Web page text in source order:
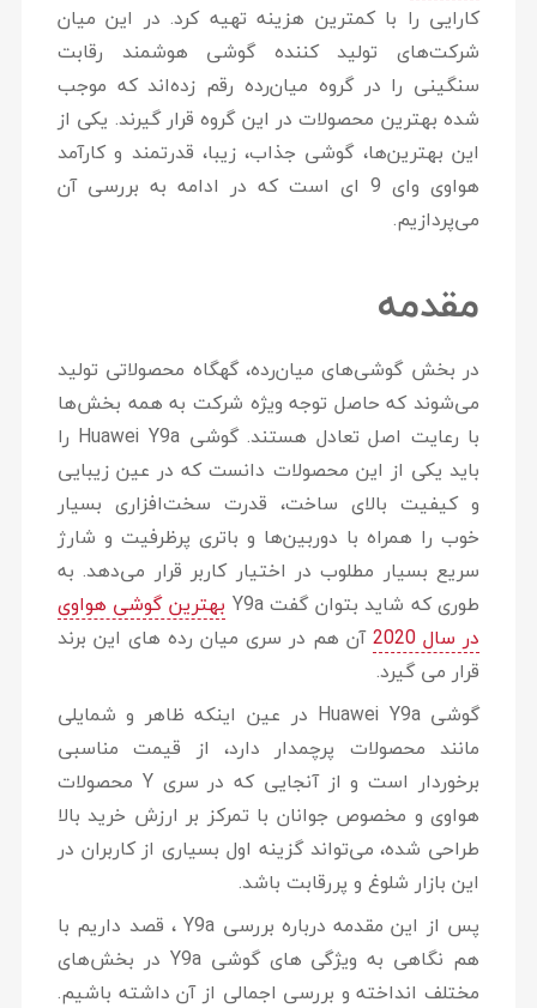
کارایی را با کمترین هزینه تهیه کرد. در این میان
شرکت‌های تولید کننده گوشی هوشمند رقابت
سنگینی را در گروه میان‌رده رقم زده‌اند که موجب
شده بهترین محصولات در این گروه قرار گیرند. یکی از
این بهترین‌ها، گوشی جذاب، زیبا، قدرتمند و کارآمد
هواوی وای 9 ای است که در ادامه به بررسی آن
می‌پردازیم.
مقدمه
در بخش گوشی‌های میان‌رده، گهگاه محصولاتی تولید
می‌شوند که حاصل توجه ویژه شرکت به همه بخش‌ها
با رعایت اصل تعادل هستند. گوشی Huawei Y9a را
باید یکی از این محصولات دانست که در عین زیبایی
و کیفیت بالای ساخت، قدرت سخت‌افزاری بسیار
خوب را همراه با دوربین‌ها و باتری پرظرفیت و شارژ
سریع بسیار مطلوب در اختیار کاربر قرار می‌دهد. به
طوری که شاید بتوان گفت Y9a
بهترین گوشی هواوی
در سال 2020
آن هم در سری میان رده های این برند
قرار می گیرد.
گوشی Huawei Y9a در عین اینکه ظاهر و شمایلی
مانند محصولات پرچمدار دارد، از قیمت مناسبی
برخوردار است و از آنجایی که در سری Y محصولات
هواوی و مخصوص جوانان با تمرکز بر ارزش خرید بالا
طراحی شده، می‌تواند گزینه اول بسیاری از کاربران در
این بازار شلوغ و پررقابت باشد.
پس از این مقدمه درباره بررسی Y9a
، قصد داریم با
هم نگاهی به ویژگی های گوشی Y9a
در بخش‌های
مختلف انداخته و بررسی اجمالی از آن داشته باشیم.